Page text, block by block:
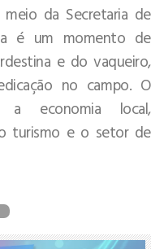
da Secretaria de
é um momento de
e do vaqueiro,
no campo. O
a economia local,
turismo e o setor de